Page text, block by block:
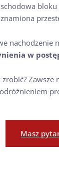
nachodzenie
w
zrobić?
Masz